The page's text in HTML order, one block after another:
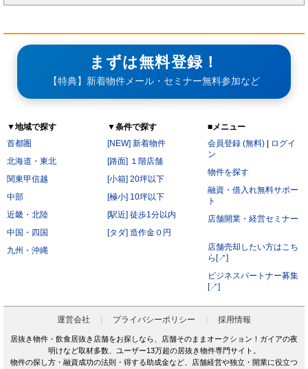
まずは無料登録！
【特典】新着物件メール・セミナー無料参加など
▼地域で探す
首都圏
北海道・東北
関東甲信越
中部
近畿・北陸
中国・四国
九州・沖縄
▼条件で探す
[NEW] 新着物件
[路面] １階店舗
[小箱] 20坪以下
[極小] 10坪以下
[駅近] 徒歩1分以内
[タダ] 造作金０円
■メニュー
会員登録 (無料)
ログイ
ン
物件を探す
融資・借入れ無料サポー
ト
店舗開業・経営セミナー
店舗売却したい方はこち
ら[↗]
ビジネスパートナー募集
[↗]
運営会社 プライバシーポリシー 採用情報
居抜き物件・飲食居抜き店舗をお探しなら、店舗そのままオークション！ガイアの夜
明けなど取材多数、ユーザー13万超の居抜き物件専門サイト。
物件の探し方・融資成功の法則・得する助成金など、店舗経営や独立・開業に役立つ